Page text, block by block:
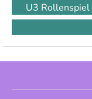
U3 Rollenspiel